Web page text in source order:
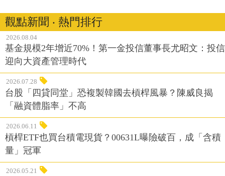
觀點新聞 ‧ 熱門排行
2026.08.04
基金規模2年增近70%！第一金投信董事長尤昭文：投信
迎向大資產管理時代
2026.07.28
台股「四貸同堂」恐複製韓國去槓桿風暴？陳威良揭
「融資體脂率」不高
2026.06.11
槓桿ETF也買台積電現貨？00631L曝險破百，成「含積
量」冠軍
2026.05.21